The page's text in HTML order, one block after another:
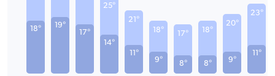
18° 19°
17°
14°
25°
11°
21°
9°
18°
8°
17°
8°
18°
9°
20°
11°
23°